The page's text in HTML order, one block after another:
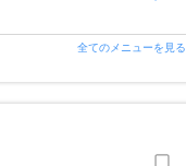
全てのメニューを見る